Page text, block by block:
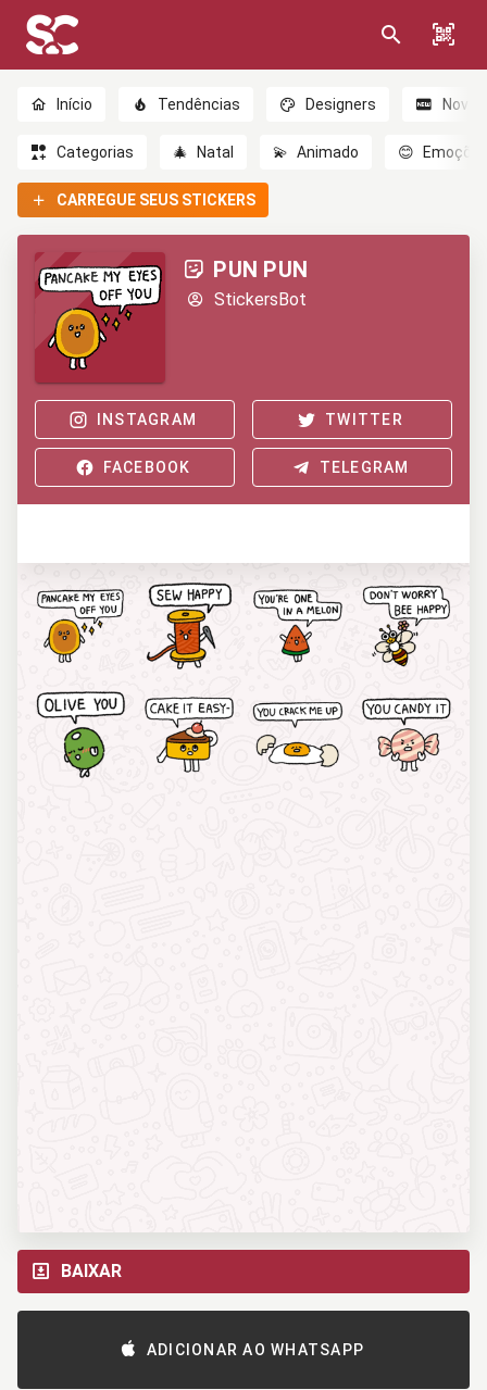
Início Tendências Designers Novo
Categorias 🎄 Natal 💫 Animado 😊
CARREGUE SEUS STICKERS
PUN PUN
StickersBot
INSTAGRAM TWITTER
FACEBOOK TELEGRAM
BAIXAR
ADICIONAR AO WHATSAPP